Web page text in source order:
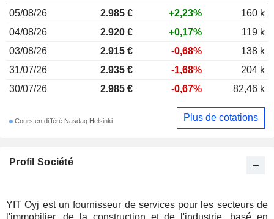
Profil Société
YIT Oyj est un fournisseur de services pour les secteurs de
l'immobilier, de la construction et de l'industrie, basé en
05/08/26
2.985 € +2,23%
160 k
04/08/26
2.920 € +0,17%
119 k
03/08/26
2.915 € -0,68%
138 k
31/07/26
2.935 € -1,68%
204 k
30/07/26
2.985 € -0,67% 82,46 k
Cours en différé Nasdaq Helsinki Plus de cotations